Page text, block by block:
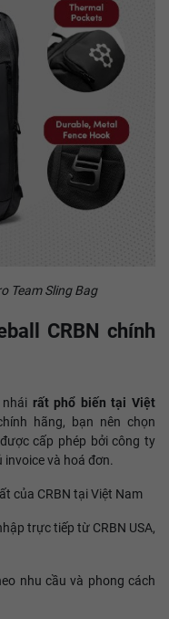
Team Sling Bag
CRBN chính
rất phổ biến tại Việt
hãng, bạn nên chọn
cấp phép bởi công ty
invoice và hoá đơn.
của CRBN tại Việt Nam
trực tiếp từ CRBN USA,
nhu cầu và phong cách